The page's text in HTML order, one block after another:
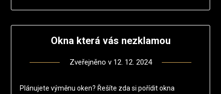
Okna která vás nezklamou
Zveřejněno v 12. 12. 2024
Plánujete výměnu oken? Řešíte zda si pořídit okna